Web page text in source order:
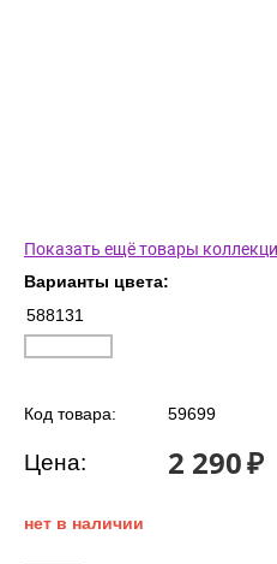
Показать ещё товары
Варианты цвета:
588131
Код товара: 59699
Цена: 2 290₽
нет в наличии